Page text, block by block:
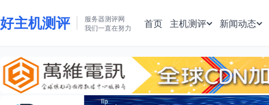
好主机测评
服务器测评网
我们一直在努力
首页 主机测评 新闻动态